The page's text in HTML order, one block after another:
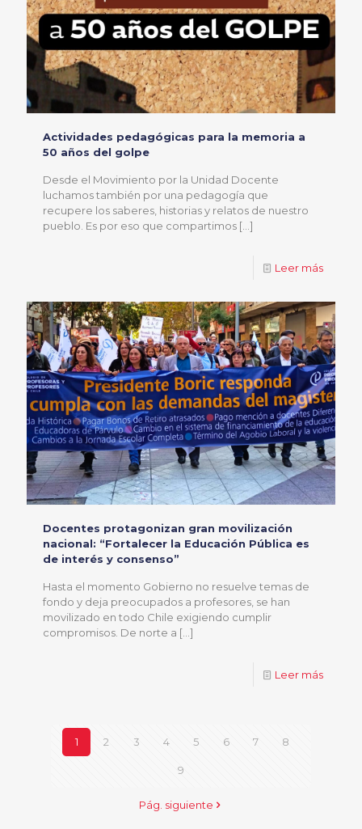
Actividades pedagógicas para la memoria a
50 años del golpe
Desde el Movimiento por la Unidad Docente
luchamos también por una pedagogía que
recupere los saberes, historias y relatos de nuestro
pueblo. Es por eso que compartimos […]
Leer más
Docentes protagonizan gran movilización
nacional: “Fortalecer la Educación Pública es
de interés y consenso”
Hasta el momento Gobierno no resuelve temas de
fondo y deja preocupados a profesores, se han
movilizado en todo Chile exigiendo cumplir
compromisos. De norte a […]
Leer más
1 2 3 4 5 6 7 8
9
Pág. siguiente